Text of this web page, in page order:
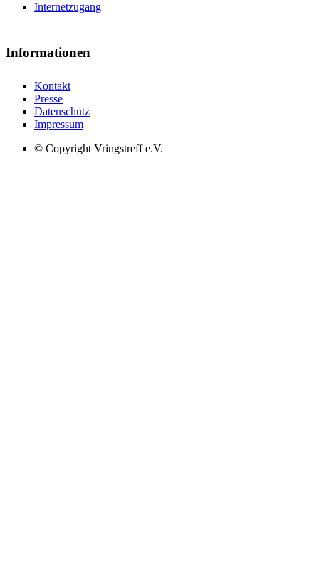
Internetzugang
Informationen
Kontakt
Presse
Datenschutz
Impressum
© Copyright Vringstreff e.V.